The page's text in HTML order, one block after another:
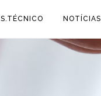
S.TÉCNICO NOTÍCIAS